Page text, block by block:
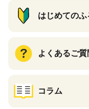
はじめての
よくあるご質
コラム